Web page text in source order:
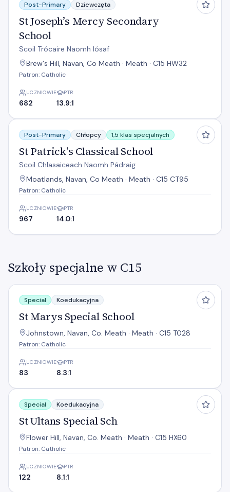
Post-Primary Dziewczęta
St Joseph’s Mercy Secondary
School
Scoil Trócaire Naomh Iósaf
Brew's Hill, Navan, Co Meath · Meath · C15 HW32
Patron: Catholic
UCZNIOWIE
682
PTR
13.9:1
St Patrick's Classical School
Post-Primary Chłopcy 1,5 klas specjalnych
St Patrick's Classical School
Scoil Chlasaiceach Naomh Pádraig
Moatlands, Navan, Co Meath · Meath · C15 CT95
Patron: Catholic
UCZNIOWIE
967
PTR
14.0:1
Szkoły specjalne w C15
St Marys Special School
Special Koedukacyjna
St Marys Special School
Johnstown, Navan, Co. Meath · Meath · C15 T028
Patron: Catholic
UCZNIOWIE
83
PTR
8.3:1
St Ultans Special Sch
Special Koedukacyjna
St Ultans Special Sch
Flower Hill, Navan, Co. Meath · Meath · C15 HX60
Patron: Catholic
UCZNIOWIE
122
PTR
8.1:1